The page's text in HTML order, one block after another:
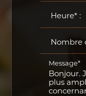
Message*